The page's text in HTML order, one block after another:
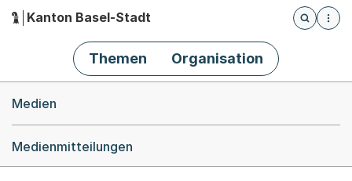
Hauptnavigation
Kanton Basel-Stadt
Öffnet
Themen Organisation
Medien
Medienmitteilungen